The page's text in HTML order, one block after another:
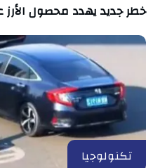
خطر جديد يهدد محصول الأرز
تكنولوجيا